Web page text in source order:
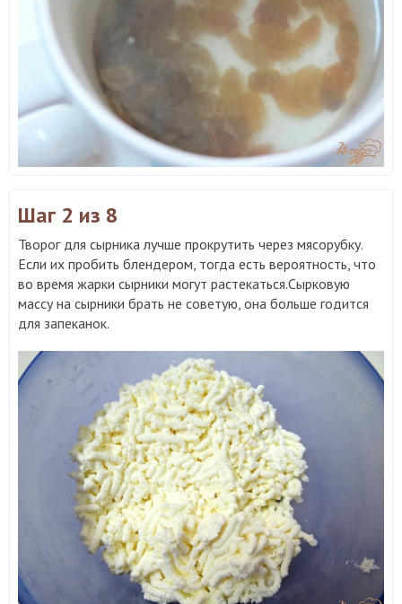
Шаг 2 из 8
Творог для сырника лучше прокрутить через мясорубку.
Если их пробить блендером, тогда есть вероятность, что
во время жарки сырники могут растекаться.Сырковую
массу на сырники брать не советую, она больше годится
для запеканок.